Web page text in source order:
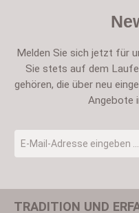
Melden Sie sich jetzt für
Sie stets auf dem
gehören, die über neu
Angebote
TRADITION UND